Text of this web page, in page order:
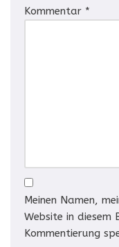
Kommentar *
Meinen Namen,
Website in diesem
Kommentierung